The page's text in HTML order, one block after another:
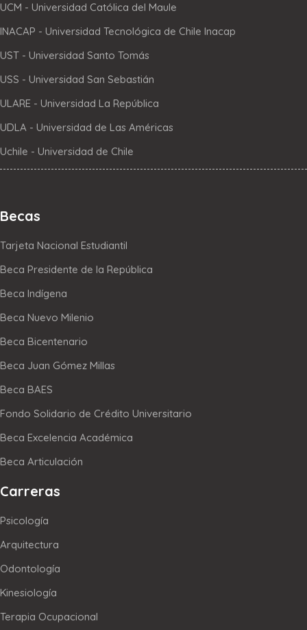
UCM - Universidad Católica del Maule
INACAP - Universidad Tecnológica de Chile Inacap
UST - Universidad Santo Tomás
USS - Universidad San Sebastián
ULARE - Universidad La República
UDLA - Universidad de Las Américas
Uchile - Universidad de Chile
Becas
Tarjeta Nacional Estudiantil
Beca Presidente de la República
Beca Indígena
Beca Nuevo Milenio
Beca Bicentenario
Beca Juan Gómez Millas
Beca BAES
Fondo Solidario de Crédito Universitario
Beca Excelencia Académica
Beca Articulación
Carreras
Psicología
Arquitectura
Odontología
Kinesiología
Terapia Ocupacional